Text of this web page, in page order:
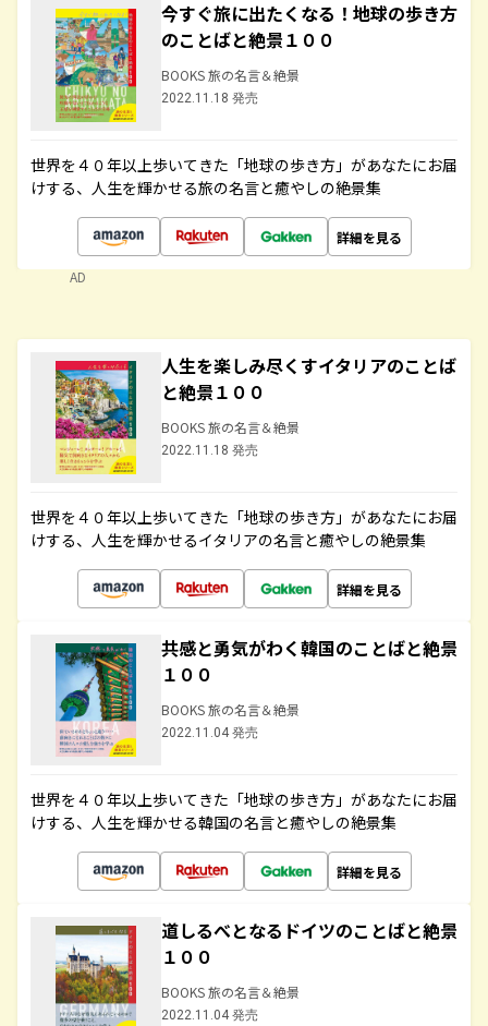
今すぐ旅に出たくなる！地球の歩き方
のことばと絶景１００
BOOKS 旅の名言＆絶景
2022.11.18 発売
世界を４０年以上歩いてきた「地球の歩き方」があなたにお届
けする、人生を輝かせる旅の名言と癒やしの絶景集
詳細を見る
AD
人生を楽しみ尽くすイタリアのことば
と絶景１００
BOOKS 旅の名言＆絶景
2022.11.18 発売
世界を４０年以上歩いてきた「地球の歩き方」があなたにお届
けする、人生を輝かせるイタリアの名言と癒やしの絶景集
詳細を見る
共感と勇気がわく韓国のことばと絶景
１００
BOOKS 旅の名言＆絶景
2022.11.04 発売
世界を４０年以上歩いてきた「地球の歩き方」があなたにお届
けする、人生を輝かせる韓国の名言と癒やしの絶景集
詳細を見る
道しるべとなるドイツのことばと絶景
１００
BOOKS 旅の名言＆絶景
2022.11.04 発売